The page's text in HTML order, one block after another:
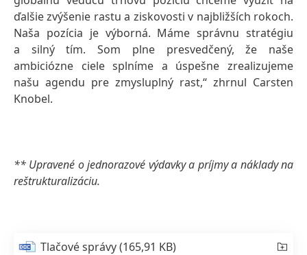
ďalšie zvýšenie rastu a ziskovosti v najbližších rokoch.
Naša pozícia je výborná. Máme správnu stratégiu
a silný tím. Som plne presvedčený, že naše
ambiciózne ciele splníme a úspešne zrealizujeme
našu agendu pre zmysluplný rast,“ zhrnul Carsten
Knobel.
** Upravené o jednorazové výdavky a príjmy a náklady na
reštrukturalizáciu.
Tlačové správy(165,91 KB)